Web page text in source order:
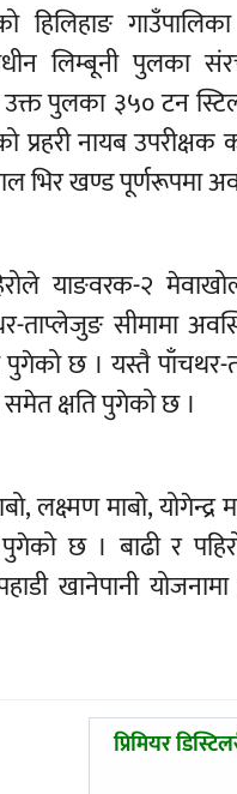
हिलिहाङ
लिम्बूनी
उक्त पुलका ३५० टन
नायब
भिर खण्ड पूर्णरूपमा
याङवरक-२
ताप्लेजुङ सीमामा
पुगेको छ । यस्तै
क्षति पुगेको छ ।
लक्ष्मण माबो,
छ । बाढी र
खानेपानी
अघिल्लाे
प्रिमियर